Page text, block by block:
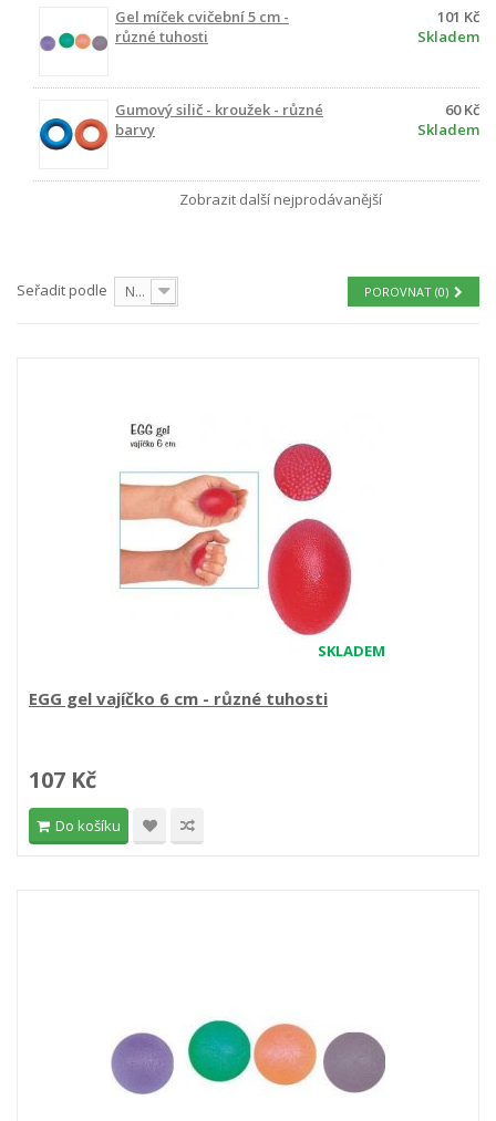
Gel míček cvičební 5 cm -
různé tuhosti
101 Kč
Skladem
Gumový silič - kroužek - různé
barvy
60 Kč
Skladem
Zobrazit další nejprodávanější
POROVNAT (0)
Seřadit podle Nejprve produkty skladem
SKLADEM
EGG gel vajíčko 6 cm - různé tuhosti
107 Kč
Do košíku